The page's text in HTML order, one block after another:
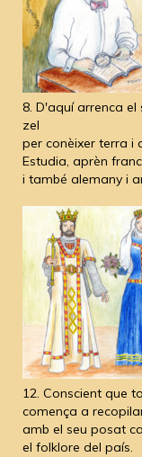
8. D'aquí arrenca el
zel
per conèixer terra i
Estudia, aprèn
i també alemany i
12. Conscient que
comença a
amb el seu posat
el folklore del país.